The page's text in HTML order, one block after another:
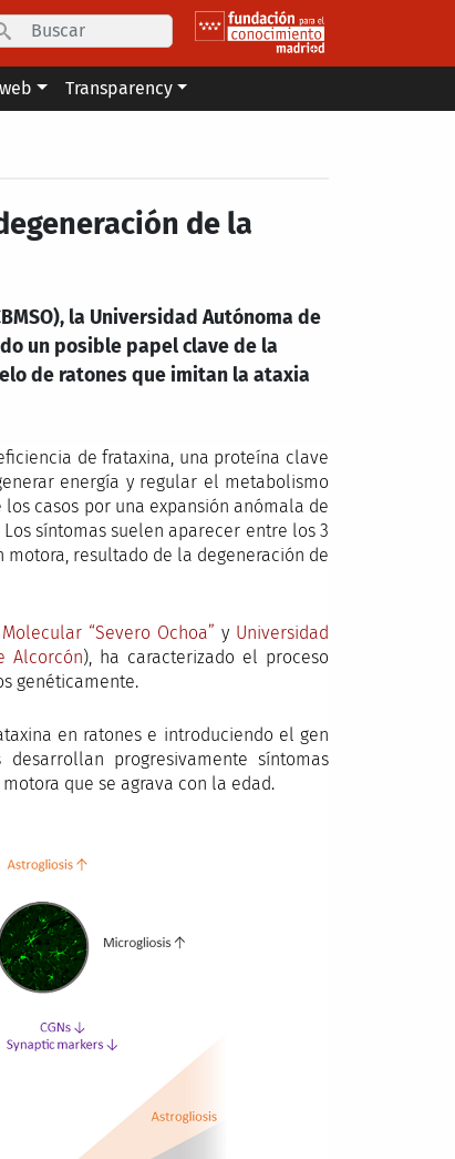
Search
Transparency
de la
la Universidad Autónoma de
un posible papel clave de la
de ratones que imitan la ataxia
de frataxina, una proteína clave
energía y regular el metabolismo
casos por una expansión anómala de
síntomas suelen aparecer entre los 3
motora, resultado de la degeneración de
“Severo Ochoa” y Universidad
Alcorcón), ha caracterizado el proceso
genéticamente.
en ratones e introduciendo el gen
progresivamente síntomas
que se agrava con la edad.